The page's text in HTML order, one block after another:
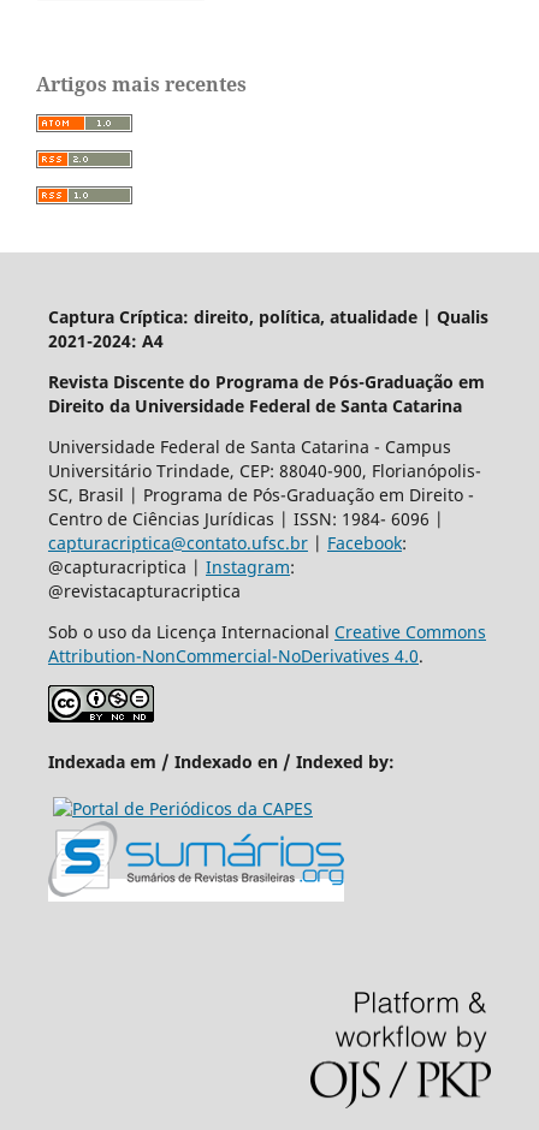
Artigos mais recentes
Captura Críptica: direito, política, atualidade | Qualis
2021-2024: A4
Revista Discente do Programa de Pós-Graduação em
Direito da Universidade Federal de Santa Catarina
Universidade Federal de Santa Catarina - Campus
Universitário Trindade, CEP: 88040-900, Florianópolis-
SC, Brasil | Programa de Pós-Graduação em Direito -
Centro de Ciências Jurídicas | ISSN: 1984- 6096 |
capturacriptica@contato.ufsc.br| Facebook:
@capturacriptica | Instagram:
@revistacapturacriptica
Sob o uso da Licença Internacional Creative Commons
Attribution-NonCommercial-NoDerivatives 4.0.
Indexada em / Indexado en / Indexed by: